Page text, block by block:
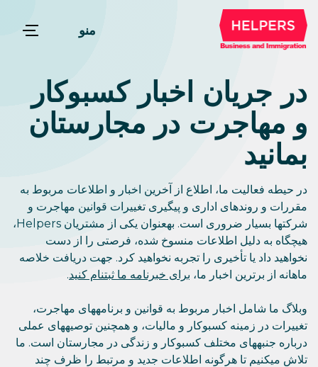
منو
در جریان اخبار کسبوکار
و مهاجرت در مجارستان
بمانید
در حیطه فعالیت ما، اطلاع از آخرین اخبار و اطلاعات مربوط به
مقررات و روندهای اداری و پیگیری تغییرات قوانین مهاجرت و
شرکتها بسیار ضروری است. بهعنوان یکی از مشتریان Helpers،
هیچگاه به دلیل اطلاعات منسوخ شده، فرصتی را از دست
نخواهید داد یا تأخیری را تجربه نخواهید کرد. جهت دریافت خلاصه
ماهانه از برترین اخبار ما، برای خبرنامه ما ثبتنام کنید.
وبلاگ ما شامل اخبار مربوط به قوانین و برنامههای مهاجرت،
تغییرات در زمینه کسبوکار و مالیات، و همچنین توصیههای عملی
درباره جنبههای مختلف کسبوکار و زندگی در مجارستان است. ما
تلاش میکنیم تا هرگونه اطلاعات جدید و مرتبط را ظرف چند